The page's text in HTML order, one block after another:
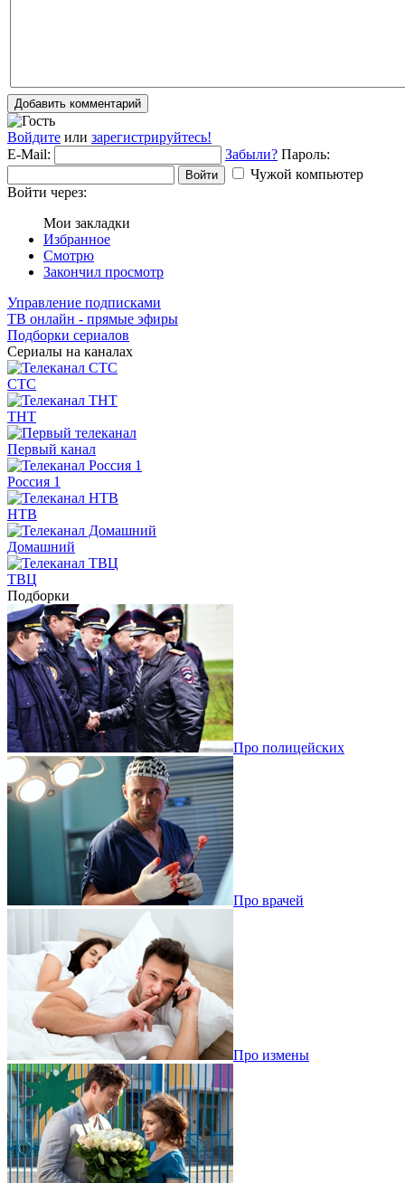
Добавить комментарий
Войдите или зарегистрируйтесь!
E-Mail:
Забыли? Пароль:
Войти
Чужой компьютер
Войти через:
Мои закладки
Избранное
Смотрю
Закончил просмотр
Управление подписками
ТВ онлайн - прямые эфиры
Подборки сериалов
Сериалы на каналах
СТС
ТНТ
Первый канал
Россия 1
НТВ
Домашний
ТВЦ
Подборки
Про полицейских
Про врачей
Про измены